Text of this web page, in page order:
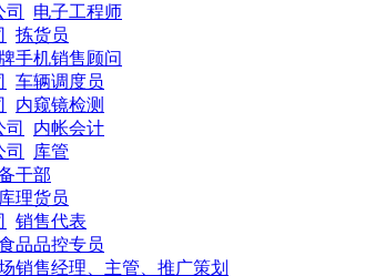
电子工程师
拣货员
手机销售顾问
车辆调度员
内窥镜检测
内帐会计
库管
干部
理货员
销售代表
品品控专员
销售经理、主管、推广策划